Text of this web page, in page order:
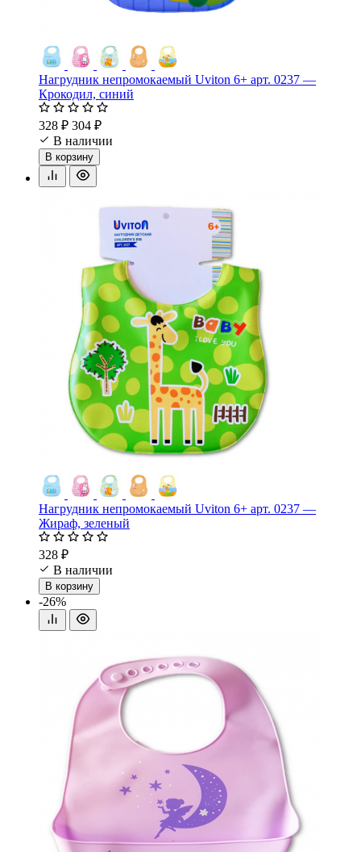
Нагрудник непромокаемый Uviton 6+ арт. 0237 —
Крокодил, синий
328 ₽ 304 ₽
В наличии
В корзину
Нагрудник непромокаемый Uviton 6+ арт. 0237 —
Жираф, зеленый
328 ₽
В наличии
В корзину
-26%